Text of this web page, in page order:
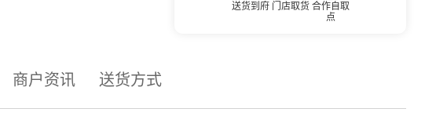
送货到府 门店取货 合作自取
点
商户资讯 送货方式